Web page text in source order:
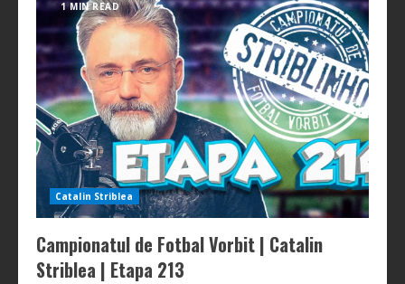
Vorbit
|
Catalin
Striblea
|
Etapa
214
1 MIN READ
Catalin Striblea
Campionatul de Fotbal Vorbit | Catalin
Striblea | Etapa 213